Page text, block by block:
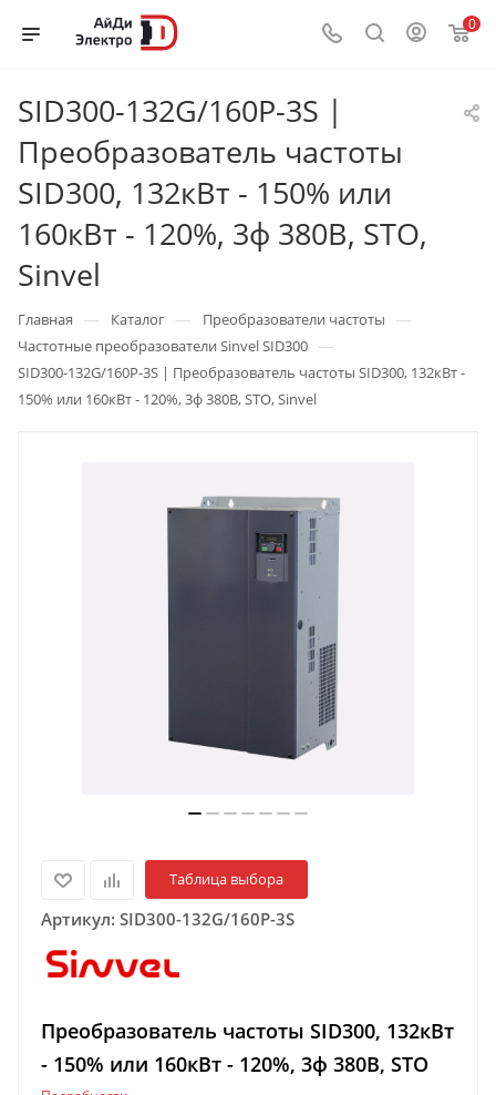
0
SID300-132G/160P-3S |
Преобразователь частоты
SID300, 132кВт - 150% или
160кВт - 120%, 3ф 380В, STO,
Sinvel
Главная — Каталог — Преобразователи частоты —
Частотные преобразователи Sinvel SID300 —
SID300-132G/160P-3S | Преобразователь частоты SID300, 132кВт -
150% или 160кВт - 120%, 3ф 380В, STO, Sinvel
Таблица выбора
Артикул: SID300-132G/160P-3S
Преобразователь частоты SID300, 132кВт
- 150% или 160кВт - 120%, 3ф 380В, STO